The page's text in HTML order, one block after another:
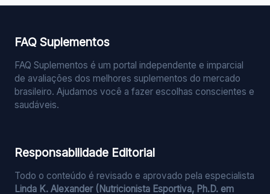
FAQ Suplementos
FAQ Suplementos é um portal independente e imparcial
de avaliações dos melhores suplementos do mercado
brasileiro. Ajudamos você a fazer escolhas conscientes e
saudáveis.
Responsabilidade Editorial
Todo o conteúdo é revisado e aprovado pela especialista
Linda K. Alexander (Nutricionista Esportiva, Ph.D. em